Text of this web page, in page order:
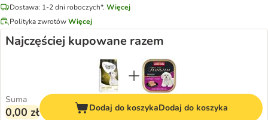
Dostawa: 1-2 dni roboczych*. Więcej
Polityka zwrotówWięcej
Najczęściej kupowane razem
Suma
0,00 zł Dodaj do koszykaDodaj do koszyka